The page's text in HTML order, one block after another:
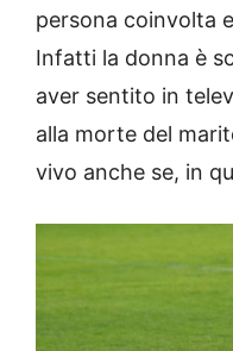
persona coinvolta
Infatti la donna è
aver sentito in
alla morte del
vivo anche se, in